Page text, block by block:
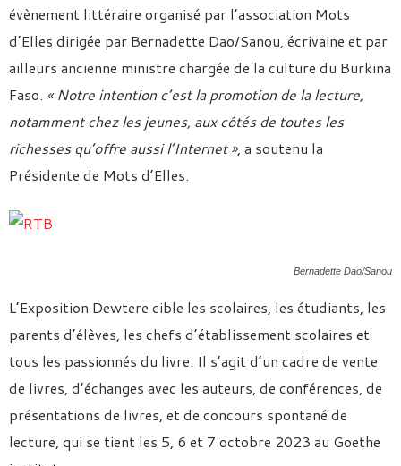
évènement littéraire organisé par l’association Mots
d’Elles dirigée par Bernadette Dao/Sanou, écrivaine et par
ailleurs ancienne ministre chargée de la culture du Burkina
Faso. « Notre intention c’est la promotion de la lecture,
notamment chez les jeunes, aux côtés de toutes les
richesses qu’offre aussi l’Internet », a soutenu la
Présidente de Mots d’Elles.
Bernadette Dao/Sanou
L’Exposition Dewtere cible les scolaires, les étudiants, les
parents d’élèves, les chefs d’établissement scolaires et
tous les passionnés du livre. Il s’agit d’un cadre de vente
de livres, d’échanges avec les auteurs, de conférences, de
présentations de livres, et de concours spontané de
lecture, qui se tient les 5, 6 et 7 octobre 2023 au Goethe